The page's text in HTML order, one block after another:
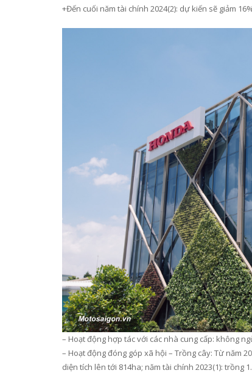
+Đến cuối năm tài chính 2024(2): dự kiến sẽ giảm
– Hoạt động hợp tác với các nhà cung cấp: không
– Hoạt độngđóng góp xã hội – Trồng cây: Từ năm
diện tích lên tới 814ha; năm tài chính 2023(1): trồng